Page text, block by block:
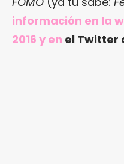
información en la
2016 y en el Twitter